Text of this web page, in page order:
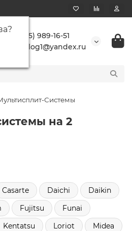
?
+7 (495) 989-16-51
buranlog1@yandex.ru
Системы
на 2
Casarte Daichi
Daikin
Fujitsu
Funai
Kentatsu Loriot
Midea